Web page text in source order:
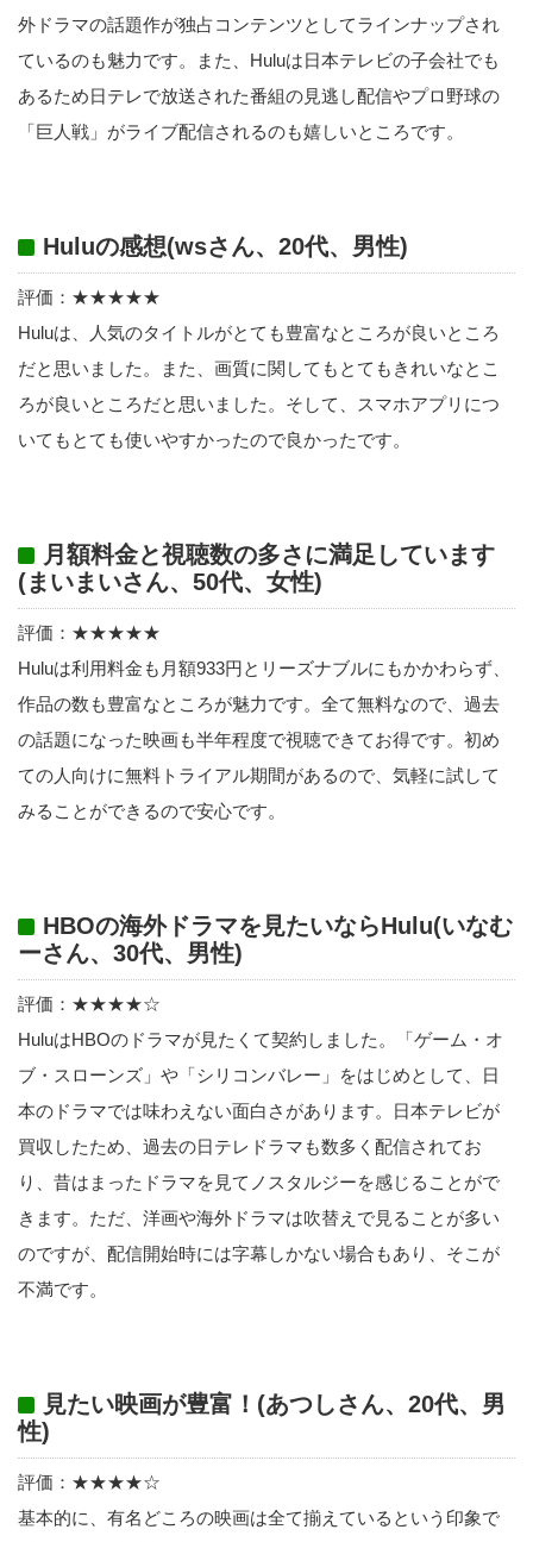
外ドラマの話題作が独占コンテンツとしてラインナップされ
ているのも魅力です。また、Huluは日本テレビの子会社でも
あるため日テレで放送された番組の見逃し配信やプロ野球の
「巨人戦」がライブ配信されるのも嬉しいところです。
Huluの感想(wsさん、20代、男性)
評価：★★★★★
Huluは、人気のタイトルがとても豊富なところが良いところ
だと思いました。また、画質に関してもとてもきれいなとこ
ろが良いところだと思いました。そして、スマホアプリにつ
いてもとても使いやすかったので良かったです。
月額料金と視聴数の多さに満足しています
(まいまいさん、50代、女性)
評価：★★★★★
Huluは利用料金も月額933円とリーズナブルにもかかわらず、
作品の数も豊富なところが魅力です。全て無料なので、過去
の話題になった映画も半年程度で視聴できてお得です。初め
ての人向けに無料トライアル期間があるので、気軽に試して
みることができるので安心です。
HBOの海外ドラマを見たいならHulu(いなむ
ーさん、30代、男性)
評価：★★★★☆
HuluはHBOのドラマが見たくて契約しました。「ゲーム・オ
ブ・スローンズ」や「シリコンバレー」をはじめとして、日
本のドラマでは味わえない面白さがあります。日本テレビが
買収したため、過去の日テレドラマも数多く配信されてお
り、昔はまったドラマを見てノスタルジーを感じることがで
きます。ただ、洋画や海外ドラマは吹替えで見ることが多い
のですが、配信開始時には字幕しかない場合もあり、そこが
不満です。
見たい映画が豊富！(あつしさん、20代、男
性)
評価：★★★★☆
基本的に、有名どころの映画は全て揃えているという印象で